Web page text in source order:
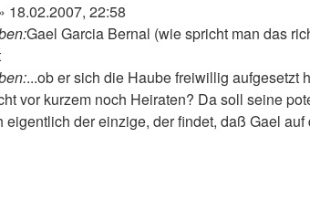
18.02.2007, 22:58
Gael Garcia Bernal (wie spricht man das
...ob er sich die Haube freiwillig aufgesetzt
vor kurzem noch Heiraten? Da soll seine
eigentlich der einzige, der findet, daß Gael